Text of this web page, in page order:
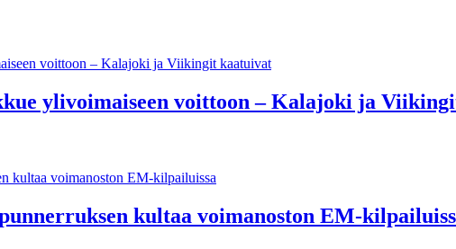
ylivoimaiseen voittoon – Kalajoki ja
kultaa voimanoston EM-